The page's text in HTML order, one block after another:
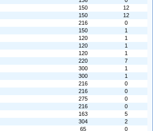
150
12
150
12
216
0
150
1
120
1
120
1
120
1
220
7
300
1
300
1
216
0
216
0
275
0
216
0
163
5
304
2
65
0